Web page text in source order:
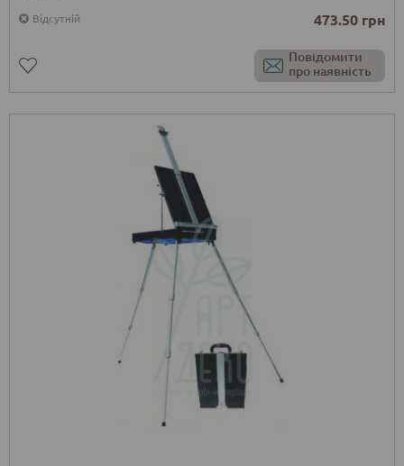
Відсутній 473.50 грн
Повідомити
про наявність